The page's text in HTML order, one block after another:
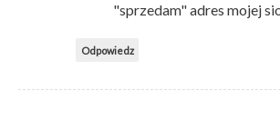
"sprzedam" adres mojej
Odpowiedz